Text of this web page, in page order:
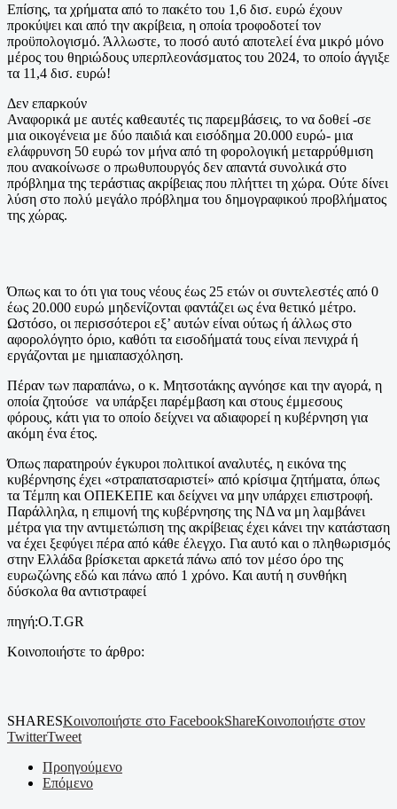
Επίσης, τα χρήματα από το πακέτο του 1,6 δισ. ευρώ έχoυν
προκύψει και από την ακρίβεια, η οποία τροφοδοτεί τον
προϋπολογισμό. Άλλωστε, το ποσό αυτό αποτελεί ένα μικρό μόνο
μέρος του θηριώδους υπερπλεονάσματος του 2024, το οποίο άγγιξε
τα 11,4 δισ. ευρώ!
Δεν επαρκούν
Αναφορικά με αυτές καθεαυτές τις παρεμβάσεις, το να δοθεί -σε
μια οικογένεια με δύο παιδιά και εισόδημα 20.000 ευρώ- μια
ελάφρυνση 50 ευρώ τον μήνα από τη φορολογική μεταρρύθμιση
που ανακοίνωσε ο πρωθυπουργός δεν απαντά συνολικά στο
πρόβλημα της τεράστιας ακρίβειας που πλήττει τη χώρα. Ούτε δίνει
λύση στο πολύ μεγάλο πρόβλημα του δημογραφικού προβλήματος
της χώρας.
Όπως και το ότι για τους νέους έως 25 ετών oι συντελεστές από 0
έως 20.000 ευρώ μηδενίζονται φαντάζει ως ένα θετικό μέτρο.
Ωστόσο, οι περισσότεροι εξ’ αυτών είναι ούτως ή άλλως στο
αφορολόγητο όριο, καθότι τα εισοδήματά τους είναι πενιχρά ή
εργάζονται με ημιαπασχόληση.
Πέραν των παραπάνω, ο κ. Μητσοτάκης αγνόησε και την αγορά, η
οποία ζητούσε να υπάρξει παρέμβαση και στους έμμεσους
φόρους, κάτι για το οποίο δείχνει να αδιαφορεί η κυβέρνηση για
ακόμη ένα έτος.
Όπως παρατηρούν έγκυροι πολιτικοί αναλυτές, η εικόνα της
κυβέρνησης έχει «στραπατσαριστεί» από κρίσιμα ζητήματα, όπως
τα Τέμπη και ΟΠΕΚΕΠΕ και δείχνει να μην υπάρχει επιστροφή.
Παράλληλα, η επιμονή της κυβέρνησης της ΝΔ να μη λαμβάνει
μέτρα για την αντιμετώπιση της ακρίβειας έχει κάνει την κατάσταση
να έχει ξεφύγει πέρα από κάθε έλεγχο. Για αυτό και ο πληθωρισμός
στην Ελλάδα βρίσκεται αρκετά πάνω από τον μέσο όρο της
ευρωζώνης εδώ και πάνω από 1 χρόνο. Και αυτή η συνθήκη
δύσκολα θα αντιστραφεί
πηγή:O.T.GR
Κοινοποιήστε το άρθρο:
SHARESΚοινοποιήστε στο FacebookShareΚοινοποιήστε στον
TwitterTweet
Προηγούμενο
Επόμενο